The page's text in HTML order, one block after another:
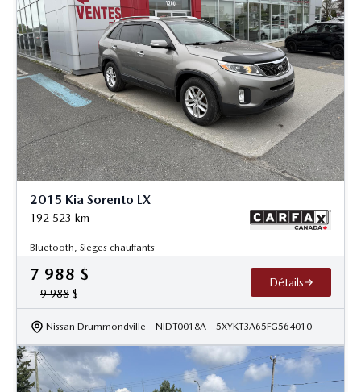
2015 Kia Sorento LX
192 523 km
Bluetooth, Sièges chauffants
7 988 $
9 988 $
Détails
Nissan Drummondville - NIDT0018A - 5XYKT3A65FG564010